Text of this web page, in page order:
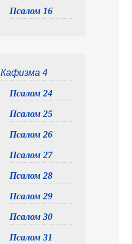
Псалом 16
Кафизма 4
Псалом 24
Псалом 25
Псалом 26
Псалом 27
Псалом 28
Псалом 29
Псалом 30
Псалом 31